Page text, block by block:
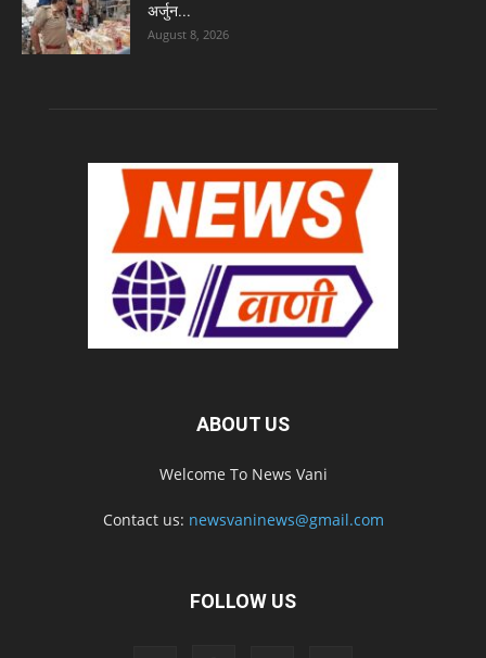
अर्जुन...
August 8, 2026
ABOUT US
Welcome To News Vani
Contact us: newsvaninews@gmail.com
FOLLOW US